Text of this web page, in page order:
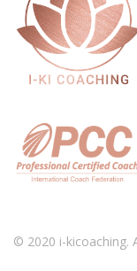
© 2020 i-kicoaching.